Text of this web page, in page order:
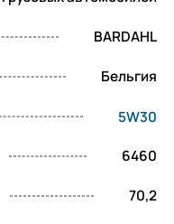
BARDAHL
Бельгия
5W30
6460
70,2